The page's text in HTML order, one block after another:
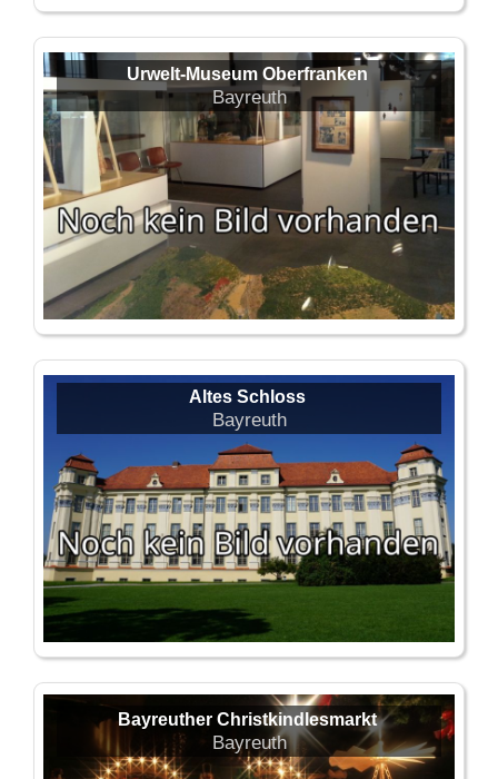
Urwelt-Museum Oberfranken
Bayreuth
Altes Schloss
Bayreuth
Bayreuther Christkindlesmarkt
Bayreuth